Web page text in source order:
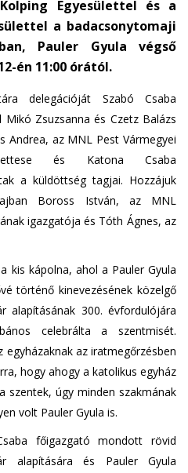
Egyesülettel és a
a badacsonytomaji
Pauler Gyula végső
én 11:00 órától.
delegációját Szabó Csaba
Zsuzsanna és Czetz Balázs
Andrea, az MNL Pest Vármegyei
és Katona Csaba
a küldöttség tagjai. Hozzájuk
Boross István, az MNL
igazgatója és Tóth Ágnes, az
kis kápolna, ahol a Pauler Gyula
történő kinevezésének közelgő
alapításának 300. évfordulójára
celebrálta a szentmisét.
az iratmegőrzésben
hogy ahogy a katolikus egyház
szentek, úgy minden szakmának
volt Pauler Gyula is.
főigazgató mondott rövid
alapítására és Pauler Gyula